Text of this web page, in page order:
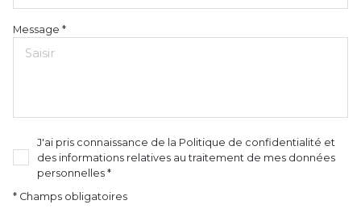
Message *
J'ai pris connaissance de la Politique de confidentialité et
des informations relatives au traitement de mes données
personnelles *
* Champs obligatoires